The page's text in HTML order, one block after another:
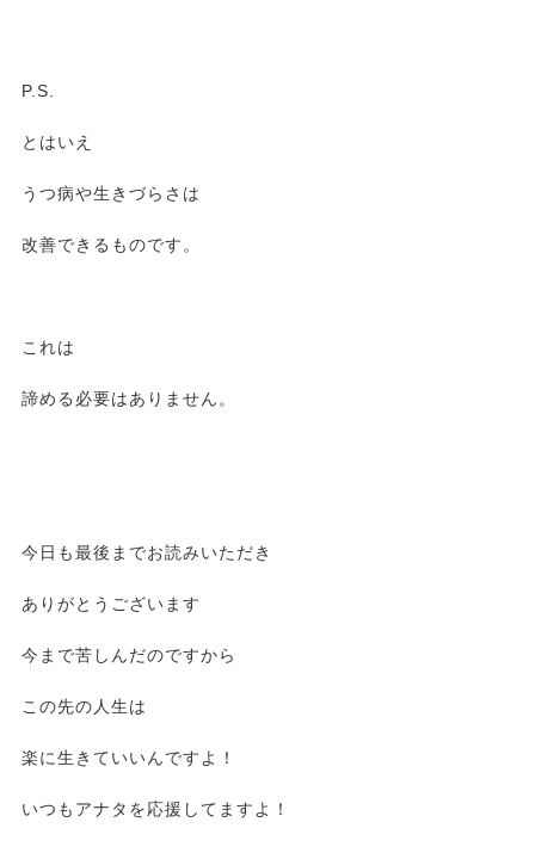
P.S.
とはいえ
うつ病や生きづらさは
改善できるものです。
これは
諦める必要はありません。
今日も最後までお読みいただき
ありがとうございます
今まで苦しんだのですから
この先の人生は
楽に生きていいんですよ！
いつもアナタを応援してますよ！